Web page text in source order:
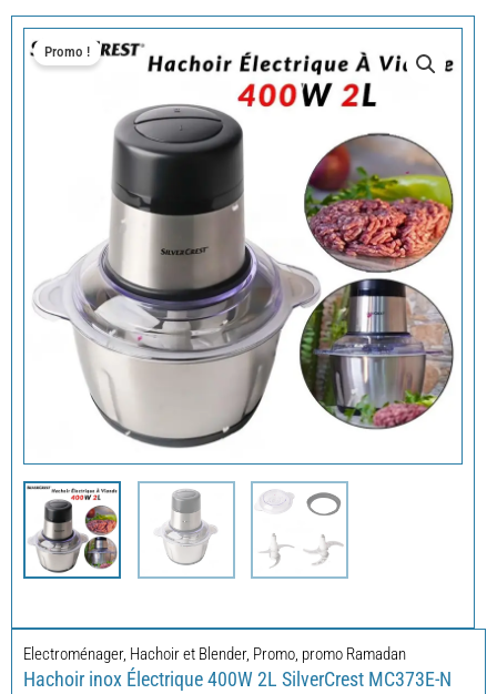
Promo !
Electroménager, Hachoir et Blender, Promo promo Ramadan
Hachoir inox Électrique 400W 2L SilverCrest MC373E-N